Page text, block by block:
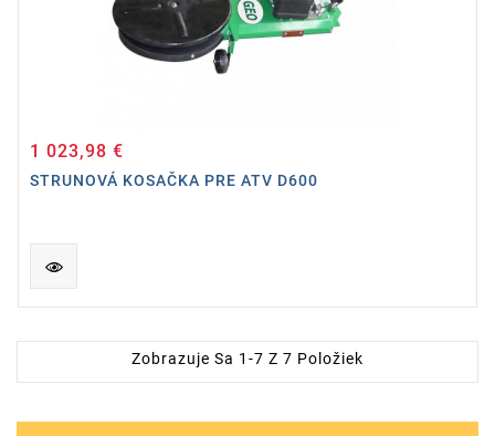
1 023,98 €
STRUNOVÁ KOSAČKA PRE ATV D600
Zobrazuje Sa 1-7 Z 7 Položiek